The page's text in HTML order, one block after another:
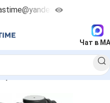
Чат в
насосы FLUIMAC